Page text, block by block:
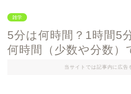
雑学
5分は何時間？1時間5
何時間（少数や分数）
当サイトでは記事内に広告